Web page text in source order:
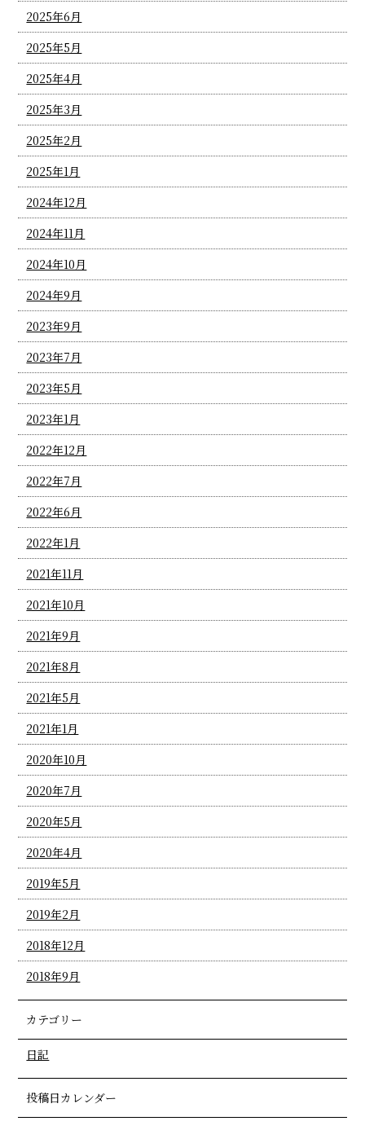
2025年6月
2025年5月
2025年4月
2025年3月
2025年2月
2025年1月
2024年12月
2024年11月
2024年10月
2024年9月
2023年9月
2023年7月
2023年5月
2023年1月
2022年12月
2022年7月
2022年6月
2022年1月
2021年11月
2021年10月
2021年9月
2021年8月
2021年5月
2021年1月
2020年10月
2020年7月
2020年5月
2020年4月
2019年5月
2019年2月
2018年12月
2018年9月
カテゴリー
日記
投稿日カレンダー